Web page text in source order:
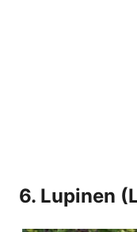
6. Lupinen